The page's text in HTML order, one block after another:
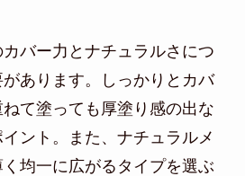
バー力とナチュラルさにつ
あります。しっかりとカバ
て塗っても厚塗り感の出な
ント。また、ナチュラルメ
均一に広がるタイプを選ぶ